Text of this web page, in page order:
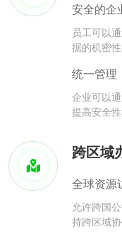
安全的企
员工可以
据的机密性
统一管理
企业可以
提高安全性
跨区域
全球资源
允许跨国
持跨区域协